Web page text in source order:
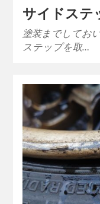
サイドステ
塗装までしてお
ステップを取…